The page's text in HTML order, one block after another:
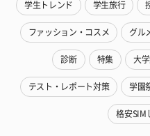
学生トレンド 学生旅行
ファッション・コスメ グル
診断 特集 大
テスト・レポート対策 学園
格安SIM